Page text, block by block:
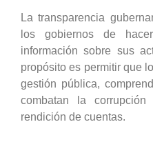
La transparencia
los gobiernos de
información sobre sus
propósito es permitir que
gestión pública,
combatan la
rendición de cuentas.